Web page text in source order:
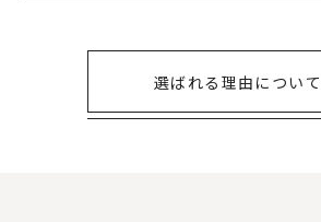
選ばれる理由について